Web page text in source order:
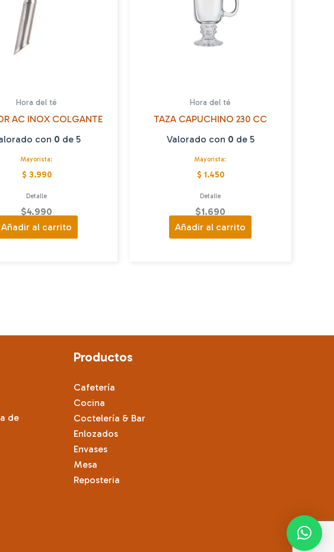
Hora del té
AC INOX COLGANTE
con 0 de 5
Mayorista:
$ 3.990
Detalle
$4.990
Añadir al carrito
Hora del té
TAZA CAPUCHINO 230 CC
Valorado con 0 de 5
Mayorista:
$ 1.450
Detalle
$1.690
Añadir al carrito
de
Productos
Cafetería
Cocina
Coctelería & Bar
Enlozados
Envases
Mesa
Reposteria